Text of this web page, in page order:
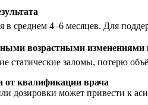
в среднем 4–6 месяцев. Для
возрастными изменениями
статические заломы, потерю
от квалификации врача
дозировки может привести к